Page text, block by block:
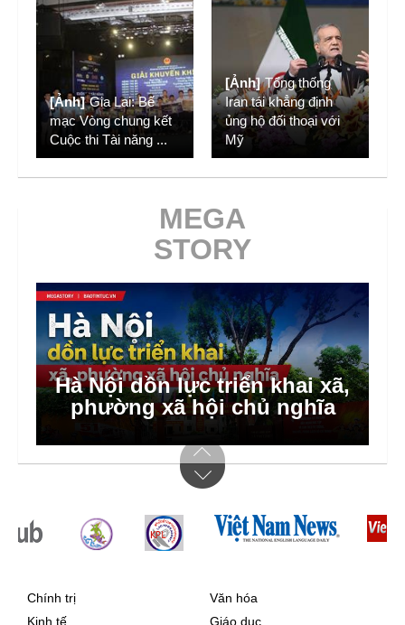
[Ảnh] Gia Lai: Bế
mạc Vòng chung kết
Cuộc thi Tài năng ...
[Ảnh] Tổng thống
Iran tái khẳng định
ủng hộ đối thoại với
Mỹ
MEGA
STORY
Hà Nội dồn lực triển khai xã,
phường xã hội chủ nghĩa
Chính trị
Kinh tế
Văn hóa
Giáo dục